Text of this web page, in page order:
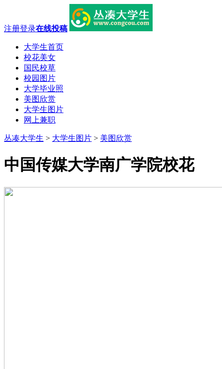
注册登录在线投稿
大学生首页
校花美女
国民校草
校园图片
大学毕业照
美图欣赏
大学生图片
网上兼职
丛凑大学生 > 大学生图片 > 美图欣赏
中国传媒大学南广学院校花